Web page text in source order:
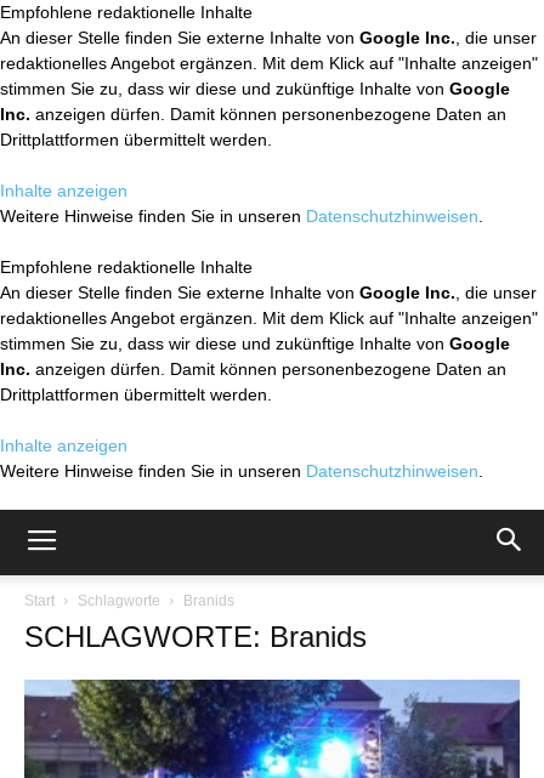
Empfohlene redaktionelle Inhalte
An dieser Stelle finden Sie externe Inhalte von Google Inc. , die unser
redaktionelles Angebot ergänzen. Mit dem Klick auf "Inhalte anzeigen"
stimmen Sie zu, dass wir diese und zukünftige Inhalte von Google
Inc. anzeigen dürfen. Damit können personenbezogene Daten an
Drittplattformen übermittelt werden.
Inhalte anzeigen
Weitere Hinweise finden Sie in unseren Datenschutzhinweisen
Empfohlene redaktionelle Inhalte
An dieser Stelle finden Sie externe Inhalte von Google Inc. , die unser
redaktionelles Angebot ergänzen. Mit dem Klick auf "Inhalte anzeigen"
stimmen Sie zu, dass wir diese und zukünftige Inhalte von Google
Inc. anzeigen dürfen. Damit können personenbezogene Daten an
Drittplattformen übermittelt werden.
Inhalte anzeigen
Weitere Hinweise finden Sie in unseren Datenschutzhinweisen
Start Schlagworte Branids
SCHLAGWORTE: Branids